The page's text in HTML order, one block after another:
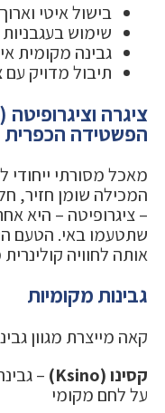
בישול איטי וארוך
שימוש
גבינה מקומית
תיבול מדויק
הפשטידה הכפרית
מאכל מסורתי
המכילה שומן חזיר,
– ציגרופיטה – היא
שתטעמו באי. הטעם
אותה לחוויה
גבינות מקומיות
קאה מייצרת מגוון
קסינו (Ksino)
–
על לחם מקומי